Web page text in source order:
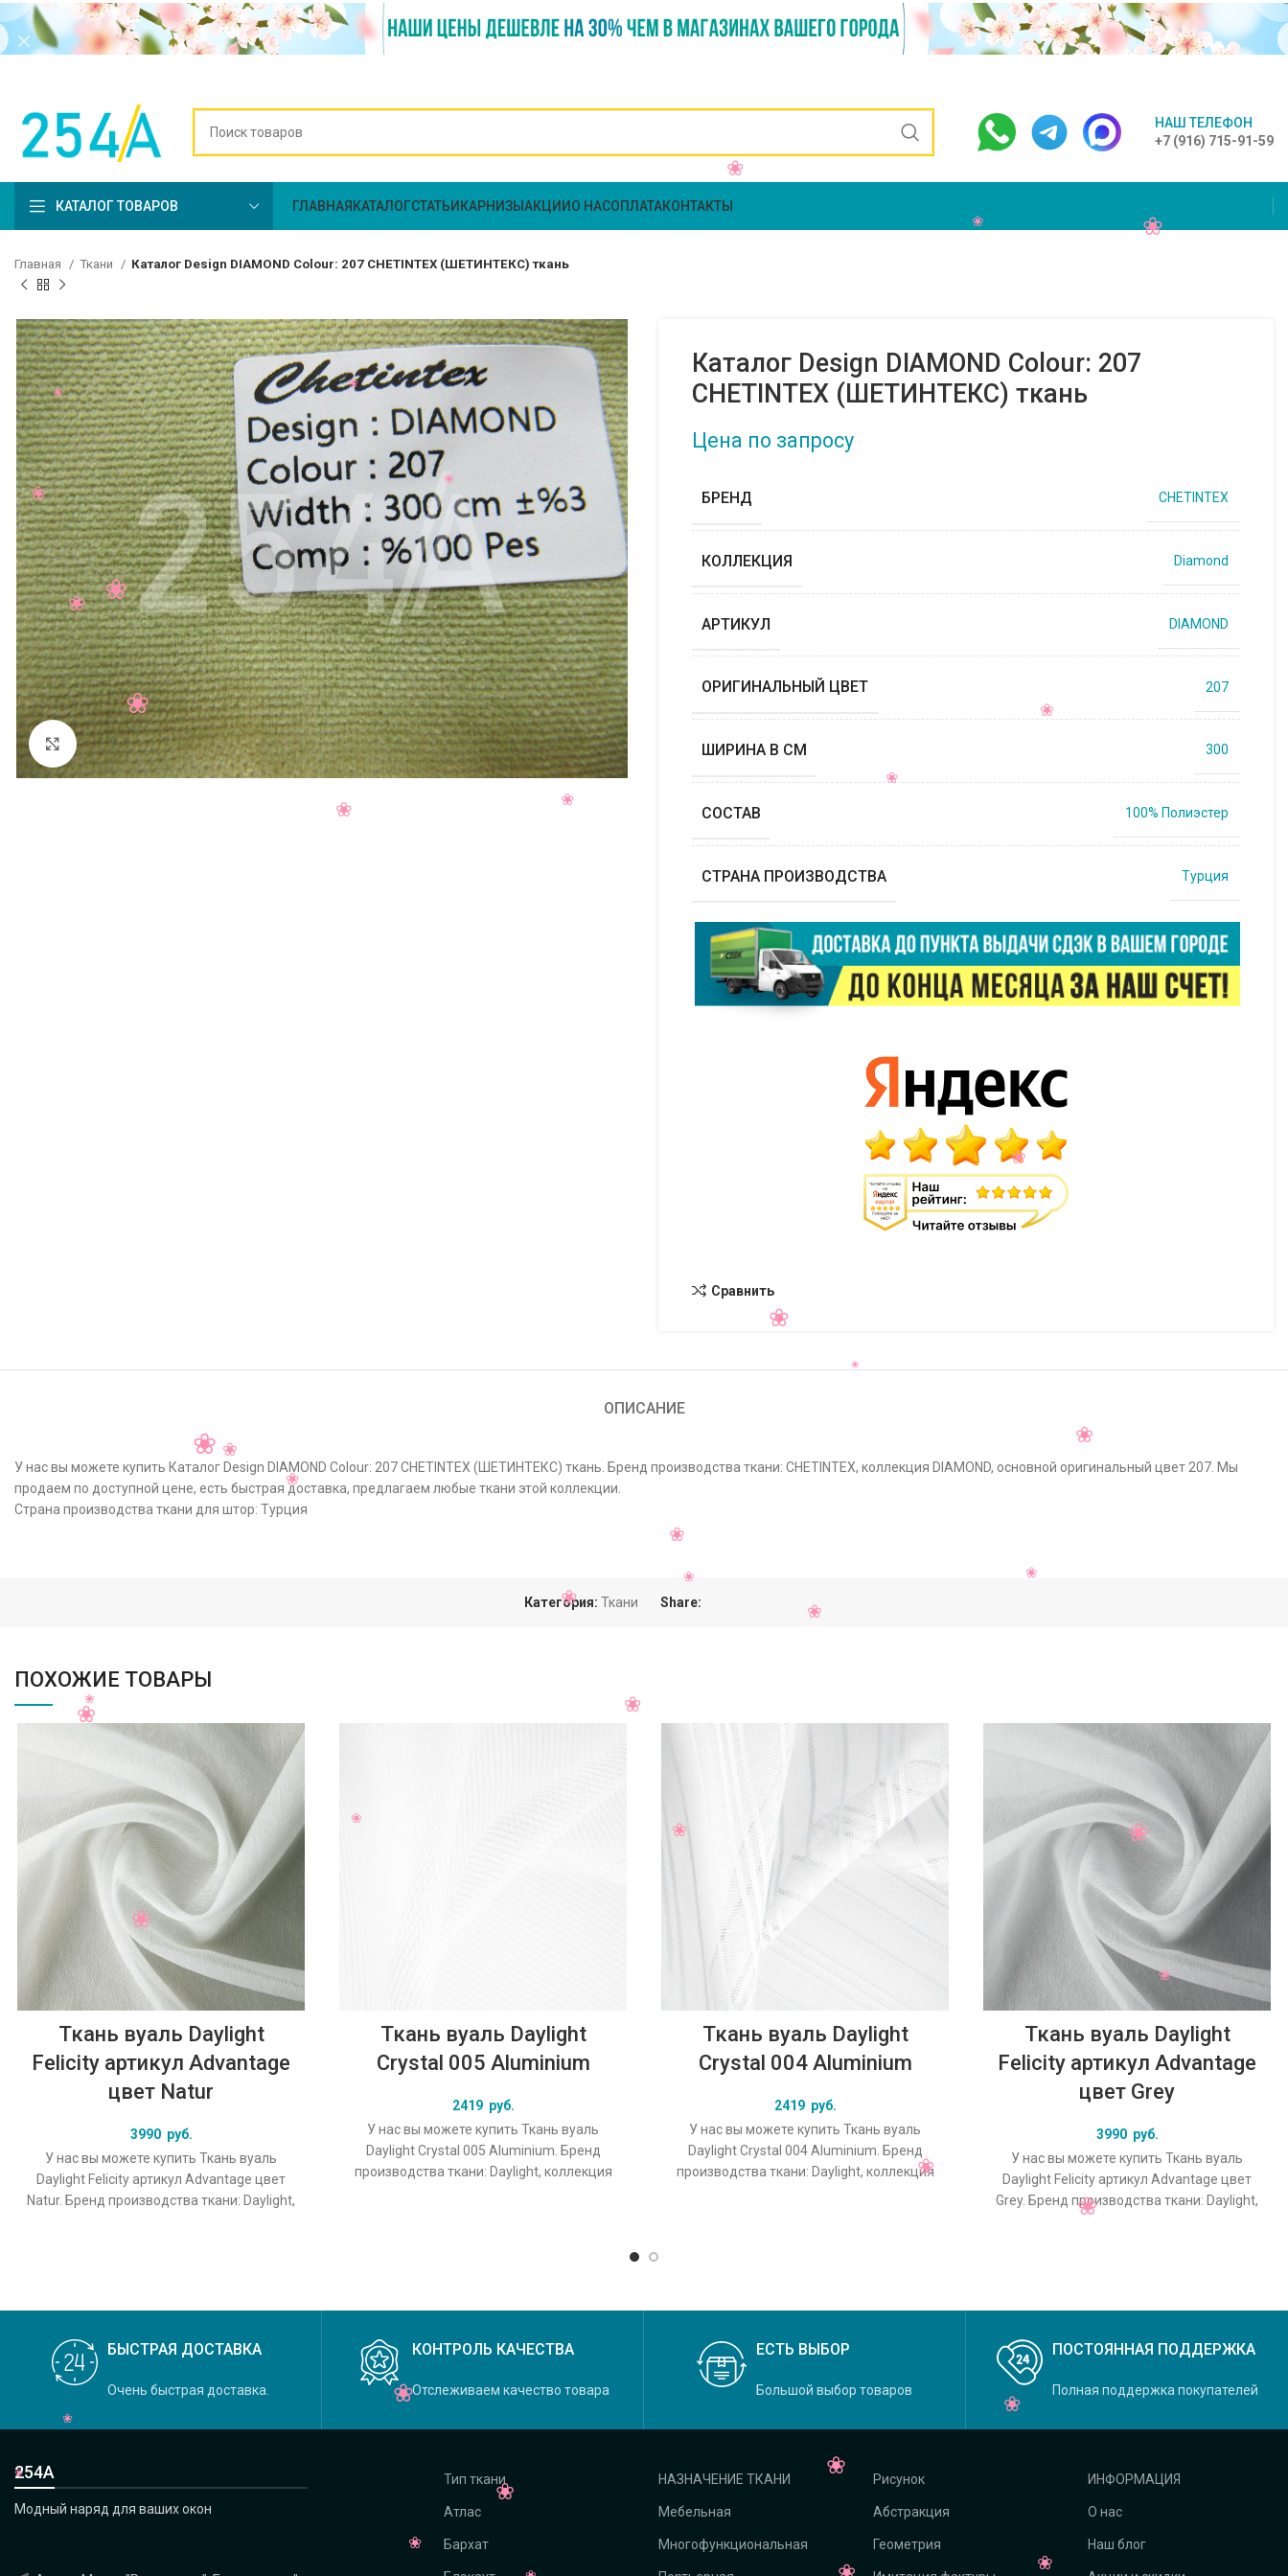
НАШ ТЕЛЕФОН
+7 (916) 715-91-59
КАТАЛОГ ТОВАРОВ ГЛАВНАЯ КАТАЛОГСТАТЬИ КАРНИЗЫ АКЦИИ О НАСОПЛАТАКОНТАКТЫ
Главная Ткани Каталог Design DIAMOND Colour: 207 CHETINTEX (ШЕТИНТЕКС) ткань
Нажмите, чтобы увеличить
Каталог Design DIAMOND Colour: 207
CHETINTEX (ШЕТИНТЕКС) ткань
Цена по запросу
БРЕНД CHETINTEX
КОЛЛЕКЦИЯ Diamond
АРТИКУЛ DIAMOND
ОРИГИНАЛЬНЫЙ ЦВЕТ 207
ШИРИНА В СМ 300
СОСТАВ 100% Полиэстер
СТРАНА ПРОИЗВОДСТВА Турция
Сравнить
ОПИСАНИЕ
У нас вы можете купить Каталог Design DIAMOND Colour: 207 CHETINTEX (ШЕТИНТЕКС) ткань. Бренд производства ткани: CHETINTEX, коллекция DIAMOND, основной оригинальный цвет 207. Мы
продаем по доступной цене, есть быстрая доставка, предлагаем любые ткани этой коллекции.
Страна производства ткани для штор: Турция
Категория: Ткани Share:
ПОХОЖИЕ ТОВАРЫ
Ткань вуаль Daylight
Felicity артикул Advantage
цвет Natur
3990 руб.
У нас вы можете купить Ткань вуаль
Daylight Felicity артикул Advantage цвет
Natur. Бренд производства ткани: Daylight,
Ткань вуаль Daylight
Crystal 005 Aluminium
2419 руб.
У нас вы можете купить Ткань вуаль
Daylight Crystal 005 Aluminium. Бренд
производства ткани: Daylight, коллекция
Ткань вуаль Daylight
Crystal 004 Aluminium
2419 руб.
У нас вы можете купить Ткань вуаль
Daylight Crystal 004 Aluminium. Бренд
производства ткани: Daylight, коллекция
Ткань вуаль Daylight
Felicity артикул Advantage
цвет Grey
3990 руб.
У нас вы можете купить Ткань вуаль
Daylight Felicity артикул Advantage цвет
Grey. Бренд производства ткани: Daylight,
БЫСТРАЯ ДОСТАВКА
Очень быстрая доставка.
КОНТРОЛЬ КАЧЕСТВА
Отслеживаем качество товара
ЕСТЬ ВЫБОР
Большой выбор товаров
ПОСТОЯННАЯ ПОДДЕРЖКА
Полная поддержка покупателей
254А
Модный наряд для ваших окон
Тип ткани
Атлас
Бархат
НАЗНАЧЕНИЕ ТКАНИ
Мебельная
Многофункциональная
Рисунок
Абстракция
Геометрия
ИНФОРМАЦИЯ
О нас
Наш блог